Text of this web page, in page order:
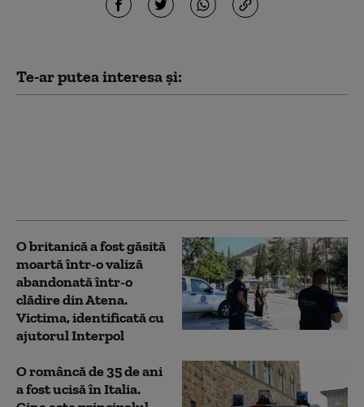
Te-ar putea interesa și:
O britanică a fost găsită
moartă într-o valiză
abandonată într-o
clădire din Atena.
Victima, identificată cu
ajutorul Interpol
O româncă de 35 de ani
a fost ucisă în Italia.